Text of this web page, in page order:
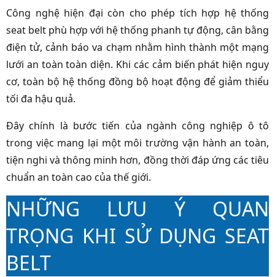
Công nghệ hiện đại còn cho phép tích hợp hệ thống
seat belt phù hợp với hệ thống phanh tự động, cân bằng
điện tử, cảnh báo va chạm nhằm hình thành một mạng
lưới an toàn toàn diện. Khi các cảm biến phát hiện nguy
cơ, toàn bộ hệ thống đồng bộ hoạt động để giảm thiểu
tối đa hậu quả.
Đây chính là bước tiến của ngành công nghiệp ô tô
trong việc mang lại một môi trường vận hành an toàn,
tiện nghi và thông minh hơn, đồng thời đáp ứng các tiêu
chuẩn an toàn cao của thế giới.
NHỮNG LƯU Ý QUAN
TRỌNG KHI SỬ DỤNG SEAT
BELT